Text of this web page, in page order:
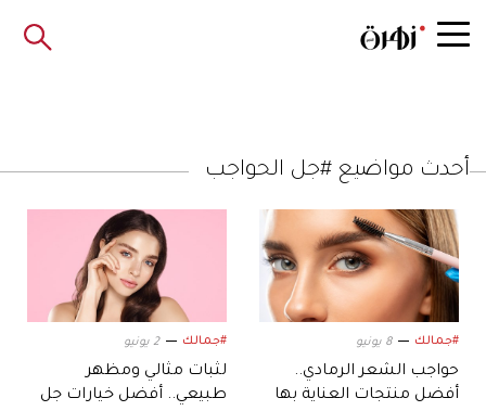
أحدث مواضيع #جل الحواجب
#جمالك 8 يونيو
حواجب الشعر الرمادي..
أفضل منتجات العناية بها
#جمالك 2 يونيو
لثبات مثالي ومظهر
طبيعي.. أفضل خيارات جل